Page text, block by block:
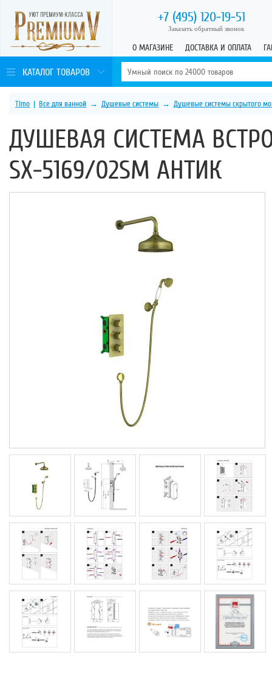
+7 (495) 120-19-51
Заказать обратный звонок
О МАГАЗИНЕ ДОСТАВКА И ОПЛАТА
КАТАЛОГ ТОВАРОВ
Timo | Все для ванной → Душевые системы → Душевые системы скрытого
ДУШЕВАЯ СИСТЕМА
SX-5169/02SM АНТИК